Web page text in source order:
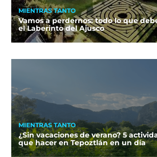
MIENTRAS TANTO
Vamos a perdernos: todo lo que
el Laberinto del Ajusco
MIENTRAS TANTO
¿Sin vacaciones de verano? 5
que hacer en Tepoztlán en un día